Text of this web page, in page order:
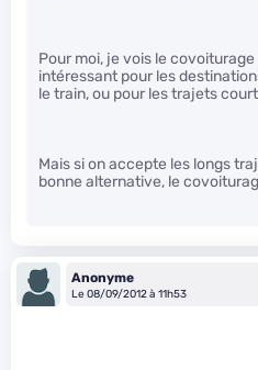
Pour moi, je vois le
intéressant pour les
le train, ou pour les trajets
Mais si on accepte les longs
bonne alternative, le
Anonyme
Le 08/09/2012 à 11h53